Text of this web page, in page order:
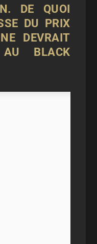
DE QUOI
DU PRIX
DEVRAIT
AU BLACK